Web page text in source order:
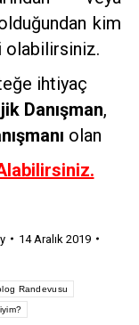
kim
olabilirsiniz.
ihtiyaç
Danışman,
olan
14 Aralık 2019
Randevusu